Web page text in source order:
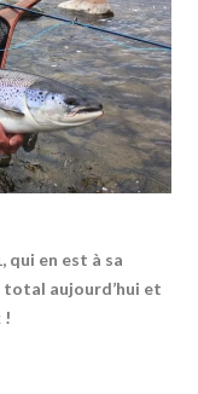
qui en est à sa
total aujourd’hui et
!